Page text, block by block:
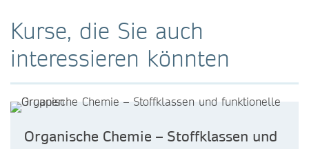
Kurse, die Sie auch
interessieren könnten
Organische Chemie – Stoffklassen und